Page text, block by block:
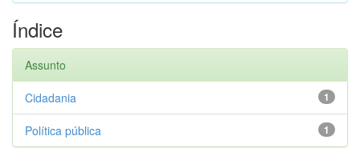
Índice
Assunto
1
Cidadania
1
Política pública